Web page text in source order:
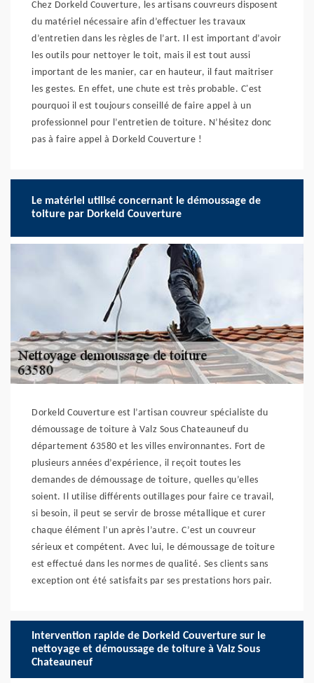
Chez Dorkeld Couverture, les artisans couvreurs disposent
du matériel nécessaire afin d’effectuer les travaux
d’entretien dans les règles de l’art. Il est important d’avoir
les outils pour nettoyer le toit, mais il est tout aussi
important de les manier, car en hauteur, il faut maitriser
les gestes. En effet, une chute est très probable. C'est
pourquoi il est toujours conseillé de faire appel à un
professionnel pour l’entretien de toiture. N’hésitez donc
pas à faire appel à Dorkeld Couverture !
Le matériel utilisé concernant le démoussage de
toiture par Dorkeld Couverture
Dorkeld Couverture est l’artisan couvreur spécialiste du
démoussage de toiture à Valz Sous Chateauneuf du
département 63580 et les villes environnantes. Fort de
plusieurs années d’expérience, il reçoit toutes les
demandes de démoussage de toiture, quelles qu’elles
soient. Il utilise différents outillages pour faire ce travail,
si besoin, il peut se servir de brosse métallique et curer
chaque élément l’un après l’autre. C’est un couvreur
sérieux et compétent. Avec lui, le démoussage de toiture
est effectué dans les normes de qualité. Ses clients sans
exception ont été satisfaits par ses prestations hors pair.
Intervention rapide de Dorkeld Couverture sur le
nettoyage et démoussage de toiture à Valz Sous
Chateauneuf